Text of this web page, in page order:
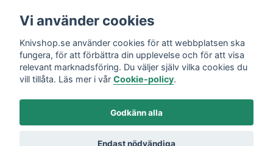
Vi använder cookies
Knivshop.se använder cookies för att webbplatsen ska
fungera, för att förbättra din upplevelse och för att visa
relevant marknadsföring. Du väljer själv vilka cookies du
vill tillåta. Läs mer i vår Cookie-policy.
Godkänn alla
Endast nödvändiga